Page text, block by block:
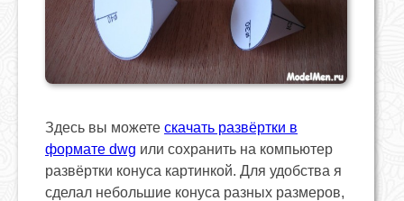
Здесь вы можете скачать развёртки в
формате dwg или сохранить на компьютер
развёртки конуса картинкой. Для удобства я
сделал небольшие конуса разных размеров,